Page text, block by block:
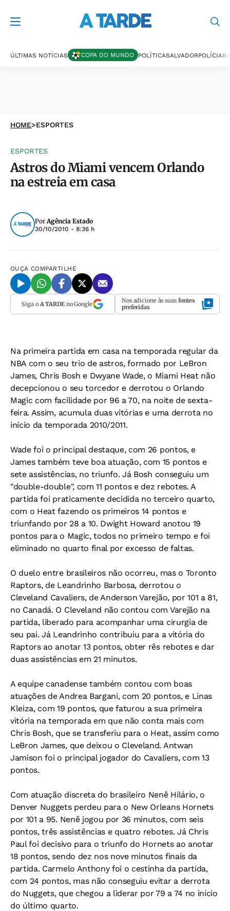
ÚLTIMAS NOTÍCIAS COPA DO MUNDO POLÍTICASALVADORPOLÍCIA
HOME>ESPORTES
ESPORTES
Astros do Miami vencem Orlando
na estreia em casa
PorAgência Estado
30/10/2010 - 8:36 h
OUÇA COMPARTILHE
Siga o A TARDEno Google Nos adicione às suas fontes
preferidas
Na primeira partida em casa na temporada regular da
NBA com o seu trio de astros, formado por LeBron
James, Chris Bosh e Dwyane Wade, o Miami Heat não
decepcionou o seu torcedor e derrotou o Orlando
Magic com facilidade por 96 a 70, na noite de sexta-
feira. Assim, acumula duas vitórias e uma derrota no
início da temporada 2010/2011.
Wade foi o principal destaque, com 26 pontos, e
James também teve boa atuação, com 15 pontos e
sete assistências, no triunfo. Já Bosh conseguiu um
"double-double", com 11 pontos e dez rebotes. A
partida foi praticamente decidida no terceiro quarto,
com o Heat fazendo os primeiros 14 pontos e
triunfando por 28 a 10. Dwight Howard anotou 19
pontos para o Magic, todos no primeiro tempo e foi
eliminado no quarto final por excesso de faltas.
O duelo entre brasileiros não ocorreu, mas o Toronto
Raptors, de Leandrinho Barbosa, derrotou o
Cleveland Cavaliers, de Anderson Varejão, por 101 a 81,
no Canadá. O Cleveland não contou com Varejão na
partida, liberado para acompanhar uma cirurgia de
seu pai. Já Leandrinho contribuiu para a vitória do
Raptors ao anotar 13 pontos, obter rês rebotes e dar
duas assistências em 21 minutos.
A equipe canadense também contou com boas
atuações de Andrea Bargani, com 20 pontos, e Linas
Kleiza, com 19 pontos, que faturou a sua primeira
vitória na temporada em que não conta mais com
Chris Bosh, que se transferiu para o Heat, assim como
LeBron James, que deixou o Cleveland. Antwan
Jamison foi o principal jogador do Cavaliers, com 13
pontos.
Com atuação discreta do brasileiro Nenê Hilário, o
Denver Nuggets perdeu para o New Orleans Hornets
por 101 a 95. Nenê jogou por 36 minutos, com seis
pontos, três assistências e quatro rebotes. Já Chris
Paul foi decisivo para o triunfo do Hornets ao anotar
18 pontos, sendo dez nos nove minutos finais da
partida. Carmelo Anthony foi o cestinha da partida,
com 24 pontos, mas não conseguiu evitar a derrota
do Nuggets, que chegou a liderar por 79 a 74 no início
do último quarto.